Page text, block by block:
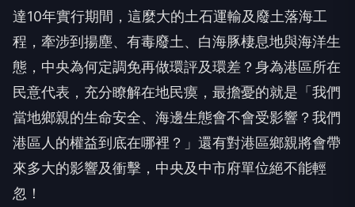
達10年實行期間，這麼大的土石運輸及廢土落海工
程，牽涉到揚塵、有毒廢土、白海豚棲息地與海洋生
態，中央為何定調免再做環評及環差？身為港區所在
民意代表，充分瞭解在地民瘼，最擔憂的就是「我們
當地鄉親的生命安全、海邊生態會不會受影響？我們
港區人的權益到底在哪裡？」還有對港區鄉親將會帶
來多大的影響及衝擊，中央及中市府單位絕不能輕
忽！